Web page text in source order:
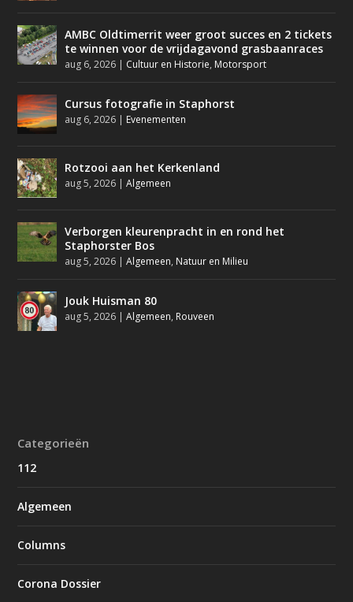
AMBC Oldtimerrit weer groot succes en 2 tickets
te winnen voor de vrijdagavond grasbaanraces
aug 6, 2026 | Cultuur en Historie, Motorsport
Cursus fotografie in Staphorst
aug 6, 2026 | Evenementen
Rotzooi aan het Kerkenland
aug 5, 2026 |Algemeen
Verborgen kleurenpracht in en rond het
Staphorster Bos
aug 5, 2026 |Algemeen, Natuur en Milieu
Jouk Huisman 80
aug 5, 2026 |Algemeen, Rouveen
Categorieën
112
Algemeen
Columns
Corona Dossier